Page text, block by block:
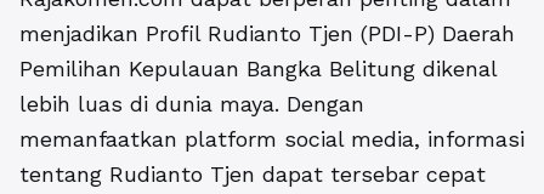
menjadikan Profil Rudianto Tjen (PDI-P) Daerah
Pemilihan Kepulauan Bangka Belitung dikenal
lebih luas di dunia maya. Dengan
memanfaatkan platform social media, informasi
tentang Rudianto Tjen dapat tersebar cepat